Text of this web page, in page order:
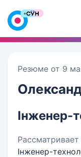
Резюме от 9
Інженер-
Інженер-